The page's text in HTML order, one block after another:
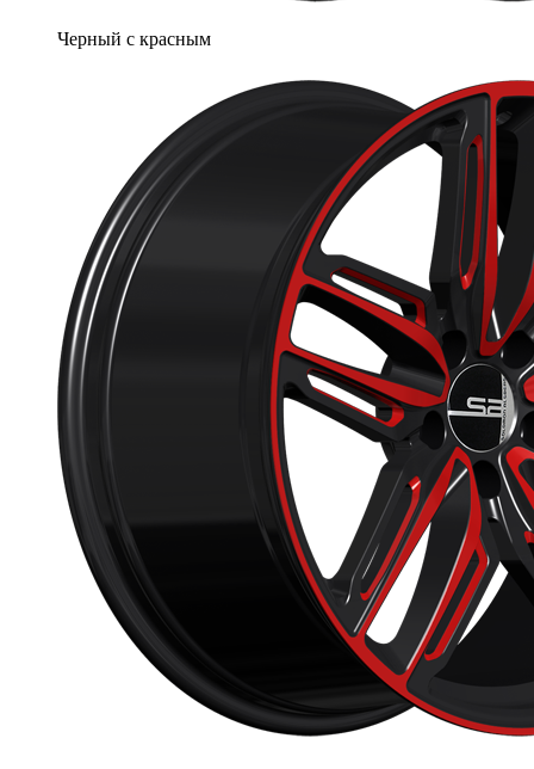
Черный с красным